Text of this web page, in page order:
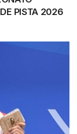
PISTA 2026